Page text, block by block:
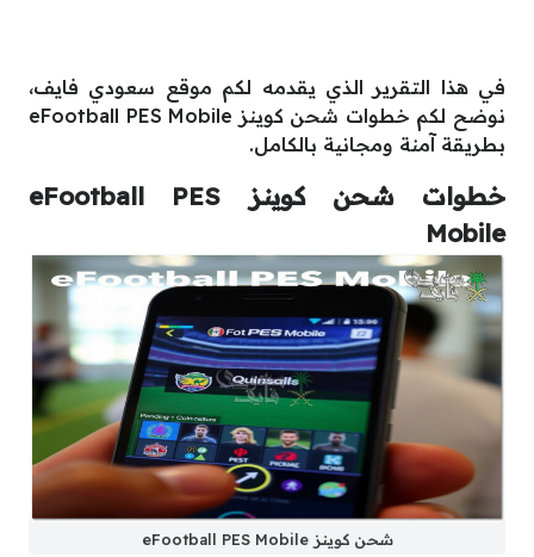
في هذا التقرير الذي يقدمه لكم موقع سعودي فايف،
نوضح لكم خطوات شحن كوينز eFootball PES Mobile
بطريقة آمنة ومجانية بالكامل.
خطوات شحن كوينز eFootball PES
Mobile
شحن كوينز eFootball PES Mobile